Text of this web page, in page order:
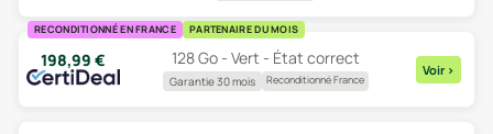
RECONDITIONNÉ EN FRANCE PARTENAIRE DU MOIS
198,99 € 128 Go - Vert - État correct
Garantie 30 mois Reconditionné France
Voir >